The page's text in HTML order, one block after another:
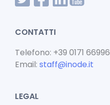
CONTATTI
Telefono: +39 0171 66996
Email: staff@inode.it
LEGAL